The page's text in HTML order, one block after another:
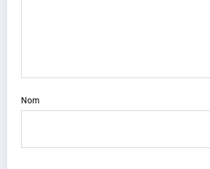
Nom